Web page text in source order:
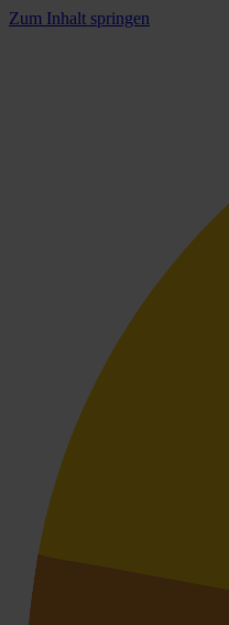
Zum Inhalt springen